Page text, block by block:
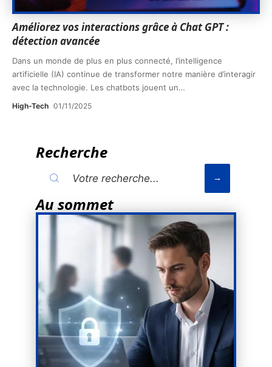
Améliorez vos interactions grâce à Chat GPT :
détection avancée
Dans un monde de plus en plus connecté, l’intelligence
artificielle (IA) continue de transformer notre manière d’interagir
avec la technologie. Les chatbots jouent un…
High-Tech 01/11/2025
Recherche
Au sommet